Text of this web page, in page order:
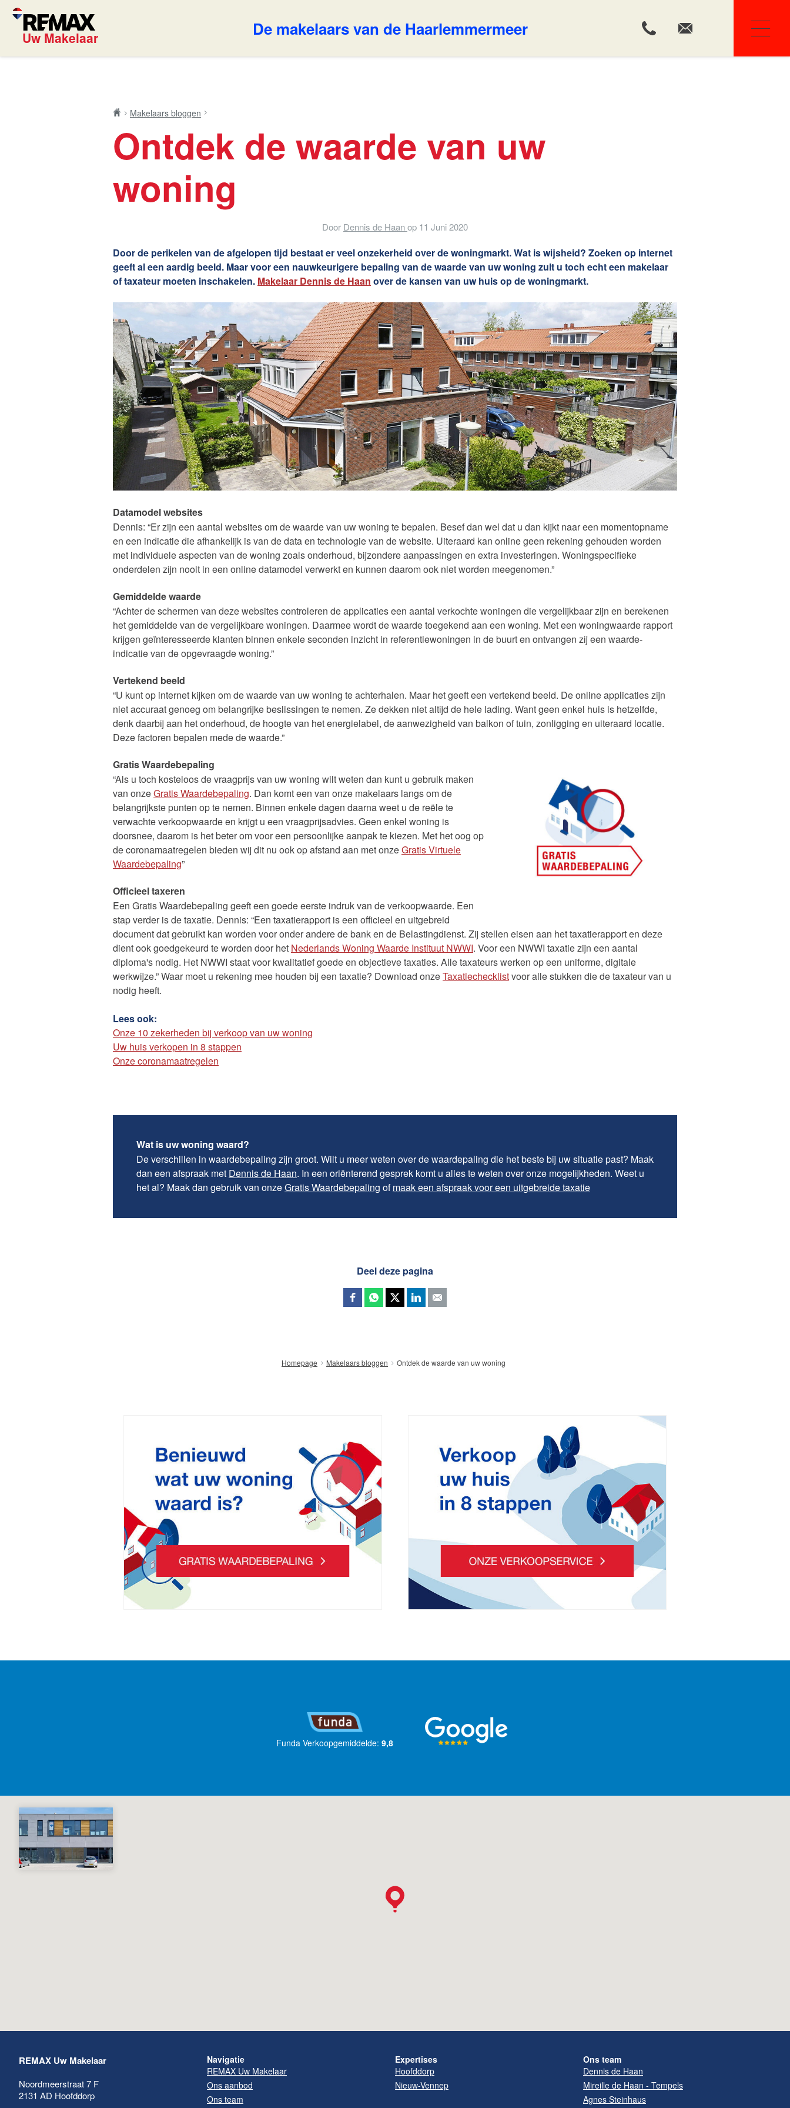
Uw Makelaar De makelaars van de Haarlemmermeer
Onze expertises Huis verkopen
Onze diensten
Makelaars bloggen
Ontdek de waarde van uw
woning
Door Dennis de Haanop 11 Juni 2020
Door de perikelen van de afgelopen tijd bestaat er veel onzekerheid over de woningmarkt. Wat is wijsheid? Zoeken op internet
geeft al een aardig beeld. Maar voor een nauwkeurigere bepaling van de waarde van uw woning zult u toch echt een makelaar
of taxateur moeten inschakelen. Makelaar Dennis de Haan over de kansen van uw huis op de woningmarkt.
Datamodel websites
Dennis: “Er zijn een aantal websites om de waarde van uw woning te bepalen. Besef dan wel dat u dan kijkt naar een momentopname
en een indicatie die afhankelijk is van de data en technologie van de website. Uiteraard kan online geen rekening gehouden worden
met individuele aspecten van de woning zoals onderhoud, bijzondere aanpassingen en extra investeringen. Woningspecifieke
onderdelen zijn nooit in een online datamodel verwerkt en kunnen daarom ook niet worden meegenomen.”
Gemiddelde waarde
“Achter de schermen van deze websites controleren de applicaties een aantal verkochte woningen die vergelijkbaar zijn en berekenen
het gemiddelde van de vergelijkbare woningen. Daarmee wordt de waarde toegekend aan een woning. Met een woningwaarde rapport
krijgen geïnteresseerde klanten binnen enkele seconden inzicht in referentiewoningen in de buurt en ontvangen zij een waarde-
indicatie van de opgevraagde woning.”
Vertekend beeld
“U kunt op internet kijken om de waarde van uw woning te achterhalen. Maar het geeft een vertekend beeld. De online applicaties zijn
niet accuraat genoeg om belangrijke beslissingen te nemen. Ze dekken niet altijd de hele lading. Want geen enkel huis is hetzelfde,
denk daarbij aan het onderhoud, de hoogte van het energielabel, de aanwezigheid van balkon of tuin, zonligging en uiteraard locatie.
Deze factoren bepalen mede de waarde.”
Gratis Waardebepaling
“Als u toch kosteloos de vraagprijs van uw woning wilt weten dan kunt u gebruik maken
van onzeGratis Waardebepaling. Dan komt een van onze makelaars langs om de
belangrijkste punten op te nemen. Binnen enkele dagen daarna weet u de reële te
verwachte verkoopwaarde en krijgt u een vraagprijsadvies. Geen enkel woning is
doorsnee, daarom is het beter om voor een persoonlijke aanpak te kiezen. Met het oog op
de coronamaatregelen bieden wij dit nu ook op afstand aan met onzeGratis Virtuele
Waardebepaling”
Officieel taxeren
Een Gratis Waardebepaling geeft een goede eerste indruk van de verkoopwaarde. Een
stap verder is de taxatie. Dennis: “Een taxatierapport is een officieel en uitgebreid
document dat gebruikt kan worden voor onder andere de bank en de Belastingdienst. Zij stellen eisen aan het taxatierapport en deze
dient ook goedgekeurd te worden door het Nederlands Woning Waarde Instituut NWWI. Voor een NWWI taxatie zijn een aantal
diploma's nodig. Het NWWI staat voor kwalitatief goede en objectieve taxaties. Alle taxateurs werken op een uniforme, digitale
werkwijze.” Waar moet u rekening mee houden bij een taxatie? Download onzeTaxatiechecklistvoor alle stukken die de taxateur van u
nodig heeft.
Lees ook:
Onze 10 zekerheden bij verkoop van uw woning
Uw huis verkopen in 8 stappen
Onze coronamaatregelen
Wat is uw woning waard?
De verschillen in waardebepaling zijn groot. Wilt u meer weten over de waardepaling die het beste bij uw situatie past? Maak
dan een afspraak met Dennis de Haan. In een oriënterend gesprek komt u alles te weten over onze mogelijkheden. Weet u
het al? Maak dan gebruik van onzeGratis Waardebepaling ofmaak een afspraak voor een uitgebreide taxatie
Deel deze pagina
Homepage Makelaars bloggen Ontdek de waarde van uw woning
Funda Verkoopgemiddelde: 9,8
REMAX Uw Makelaar
Noordmeerstraat 7 F
2131 AD Hoofddorp
Navigatie
REMAX Uw Makelaar
Ons aanbod
Ons team
Expertises
Hoofddorp
Nieuw-Vennep
Ons team
Dennis de Haan
Mireille de Haan - Tempels
Agnes Steinhaus